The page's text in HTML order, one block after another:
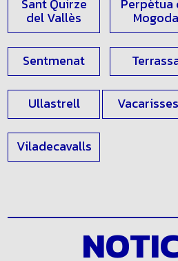
Sant Quirze
del Vallès
Santa
Perpètua
Mogoda
Sentmenat
Ullastrell
Viladecavalls